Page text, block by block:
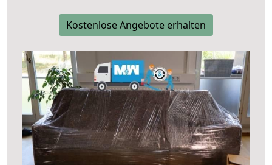
Kostenlose Angebote erhalten